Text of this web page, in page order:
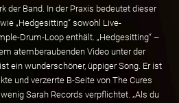
der Band. In der Praxis bedeutet dieser
„Hedgesitting“ sowohl Live-
Drum-Loop enthält. „Hedgesitting“ –
atemberaubenden Video unter der
ein wunderschöner, üppiger Song. Er ist
und verzerrte B-Seite von The Cures
Sarah Records verpflichtet. „Als du